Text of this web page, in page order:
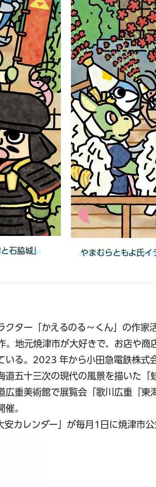
石脇城」 やまむらともよ氏イ
ター「かえるのる～くん」の作家
。地元焼津市が大好きで、お店や商
いる。2023 年から小田急電鉄株式
道五十三次の現代の風景を描いた
重美術館で展覧会「歌川広重『東
。
カレンダー」が毎月1日に焼津市